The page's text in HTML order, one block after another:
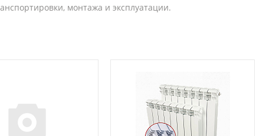
монтажа и эксплуатации.